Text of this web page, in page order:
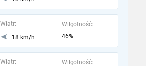
Wiatr:
18 km/h
Wilgotność:
46%
Wiatr:
Wilgotność: